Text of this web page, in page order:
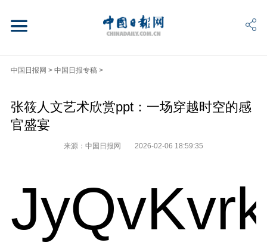
中国日报网 > 中国日报专稿 >
张筱人文艺术欣赏ppt：一场穿越时空的感
官盛宴
来源：中国日报网 2026-02-06 18:59:35